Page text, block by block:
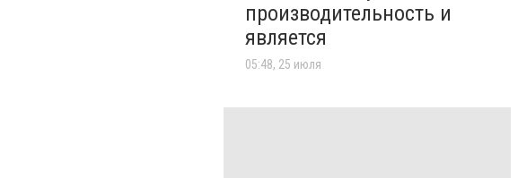
производительность и
является
05:48, 25 июля